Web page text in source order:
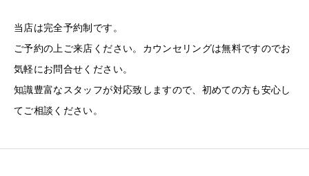
当店は完全予約制です。
ご予約の上ご来店ください。カウンセリングは無料ですのでお
気軽にお問合せください。
知識豊富なスタッフが対応致しますので、初めての方も安心し
てご相談ください。